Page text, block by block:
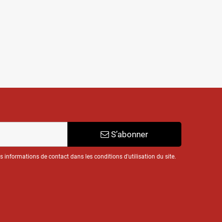
S’abonner
informations de contact dans les conditions d'utilisation du site.